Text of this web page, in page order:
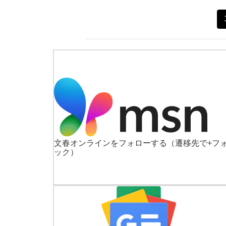
文春オンラインをフォローする
（遷移先で+フ
ック）